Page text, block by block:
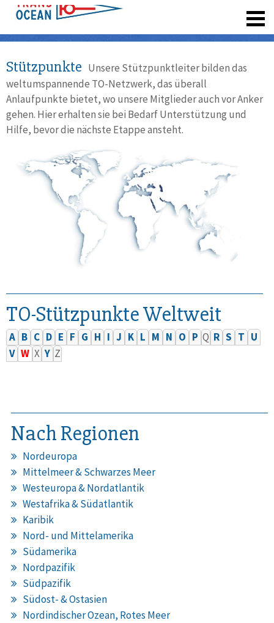
Stützpunkte Unsere Stützpunktleiter bilden das
weltumspannende TO-Netzwerk, das überall
Anlaufpunkte bietet, wo unsere Mitglieder auch vor Anker
gehen. Hier erhalten sie bei Bedarf Unterstützung und
Hilfe, bevor die nächste Etappe ansteht.
TO-Stützpunkte Weltweit
A B C D E F G H I J K L M N O P Q R S T U
V W X Y Z
Nach Regionen
Nordeuropa
Mittelmeer & Schwarzes Meer
Westeuropa & Nordatlantik
Westafrika & Südatlantik
Karibik
Nord- und Mittelamerika
Südamerika
Nordpazifik
Südpazifik
Südost- & Ostasien
Nordindischer Ozean, Rotes Meer